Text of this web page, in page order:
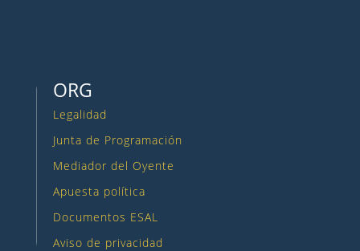
ORG
Legalidad
Junta de Programación
Mediador del Oyente
Apuesta política
Documentos ESAL
Aviso de privacidad